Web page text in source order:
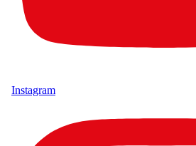
Instagram